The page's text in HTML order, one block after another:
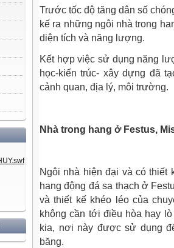
Trước tốc độ tăng dân số
kế ra những ngôi nhà trong
diện tích và năng lượng.
Kết hợp việc sử dụng năng
học-kiến trúc- xây dựng đã
cảnh quan, địa lý, môi trường.
Nhà trong hang ở Festus,
Ngôi nhà hiện đại và có
hang động đá sa thạch ở
và thiết kế khéo léo của
không cần tới điều hòa hay
kia, nơi này được sử dụng
băng.